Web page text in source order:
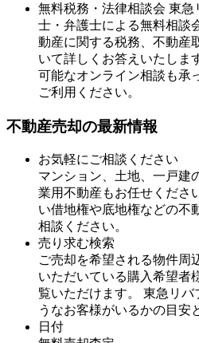
無料税務・法律相談会 東
士・弁護士による無料相談
動産に関する税務、不動産
いて詳しくお答えいたしま
可能なオンライン相談も承
ご利用ください。
不動産売却の最新情報
お気軽にご相談ください
マンション、土地、一戸建
業用不動産もお任せくださ
い借地権や底地権などの不
相談ください。
売り求む検索
ご売却を希望される物件周
いただいている購入希望者
覧いただけます。 東急リ
うなお客様がいるかの目安
日付